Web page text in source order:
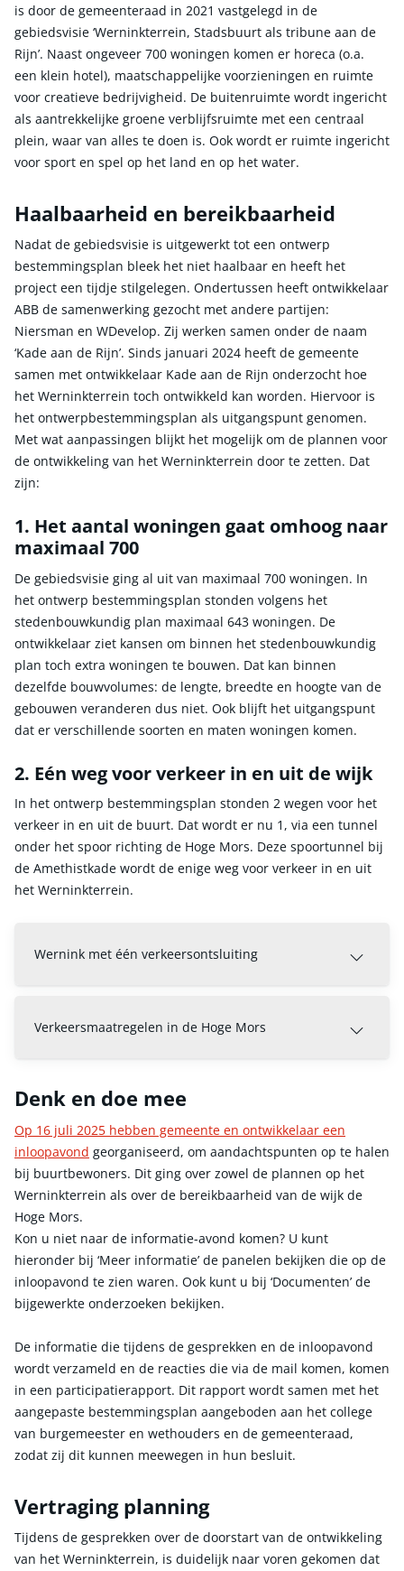
is door de gemeenteraad in 2021 vastgelegd in de
gebiedsvisie ‘Werninkterrein, Stadsbuurt als tribune aan de
Rijn’. Naast ongeveer 700 woningen komen er horeca (o.a.
een klein hotel), maatschappelijke voorzieningen en ruimte
voor creatieve bedrijvigheid. De buitenruimte wordt ingericht
als aantrekkelijke groene verblijfsruimte met een centraal
plein, waar van alles te doen is. Ook wordt er ruimte ingericht
voor sport en spel op het land en op het water.
Haalbaarheid en bereikbaarheid
Nadat de gebiedsvisie is uitgewerkt tot een ontwerp
bestemmingsplan bleek het niet haalbaar en heeft het
project een tijdje stilgelegen. Ondertussen heeft ontwikkelaar
ABB de samenwerking gezocht met andere partijen:
Niersman en WDevelop. Zij werken samen onder de naam
‘Kade aan de Rijn’. Sinds januari 2024 heeft de gemeente
samen met ontwikkelaar Kade aan de Rijn onderzocht hoe
het Werninkterrein toch ontwikkeld kan worden. Hiervoor is
het ontwerpbestemmingsplan als uitgangspunt genomen.
Met wat aanpassingen blijkt het mogelijk om de plannen voor
de ontwikkeling van het Werninkterrein door te zetten. Dat
zijn:
1. Het aantal woningen gaat omhoog naar
maximaal 700
De gebiedsvisie ging al uit van maximaal 700 woningen. In
het ontwerp bestemmingsplan stonden volgens het
stedenbouwkundig plan maximaal 643 woningen. De
ontwikkelaar ziet kansen om binnen het stedenbouwkundig
plan toch extra woningen te bouwen. Dat kan binnen
dezelfde bouwvolumes: de lengte, breedte en hoogte van de
gebouwen veranderen dus niet. Ook blijft het uitgangspunt
dat er verschillende soorten en maten woningen komen.
2. Eén weg voor verkeer in en uit de wijk
In het ontwerp bestemmingsplan stonden 2 wegen voor het
verkeer in en uit de buurt. Dat wordt er nu 1, via een tunnel
onder het spoor richting de Hoge Mors. Deze spoortunnel bij
de Amethistkade wordt de enige weg voor verkeer in en uit
het Werninkterrein.
Wernink met één verkeersontsluiting
Verkeersmaatregelen in de Hoge Mors
Denk en doe mee
Op 16 juli 2025 hebben gemeente en ontwikkelaar een
inloopavond georganiseerd, om aandachtspunten op te halen
bij buurtbewoners. Dit ging over zowel de plannen op het
Werninkterrein als over de bereikbaarheid van de wijk de
Hoge Mors.
Kon u niet naar de informatie-avond komen? U kunt
hieronder bij ‘Meer informatie’ de panelen bekijken die op de
inloopavond te zien waren. Ook kunt u bij ‘Documenten’ de
bijgewerkte onderzoeken bekijken.
De informatie die tijdens de gesprekken en de inloopavond
wordt verzameld en de reacties die via de mail komen, komen
in een participatierapport. Dit rapport wordt samen met het
aangepaste bestemmingsplan aangeboden aan het college
van burgemeester en wethouders en de gemeenteraad,
zodat zij dit kunnen meewegen in hun besluit.
Vertraging planning
Tijdens de gesprekken over de doorstart van de ontwikkeling
van het Werninkterrein, is duidelijk naar voren gekomen dat